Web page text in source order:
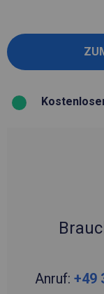
Anruf: +49